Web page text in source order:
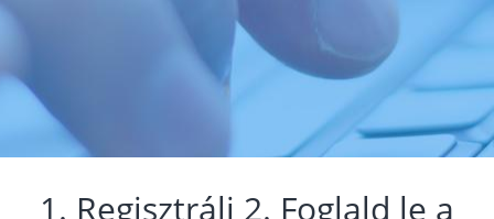
1. Regisztrálj 2. Foglald le a